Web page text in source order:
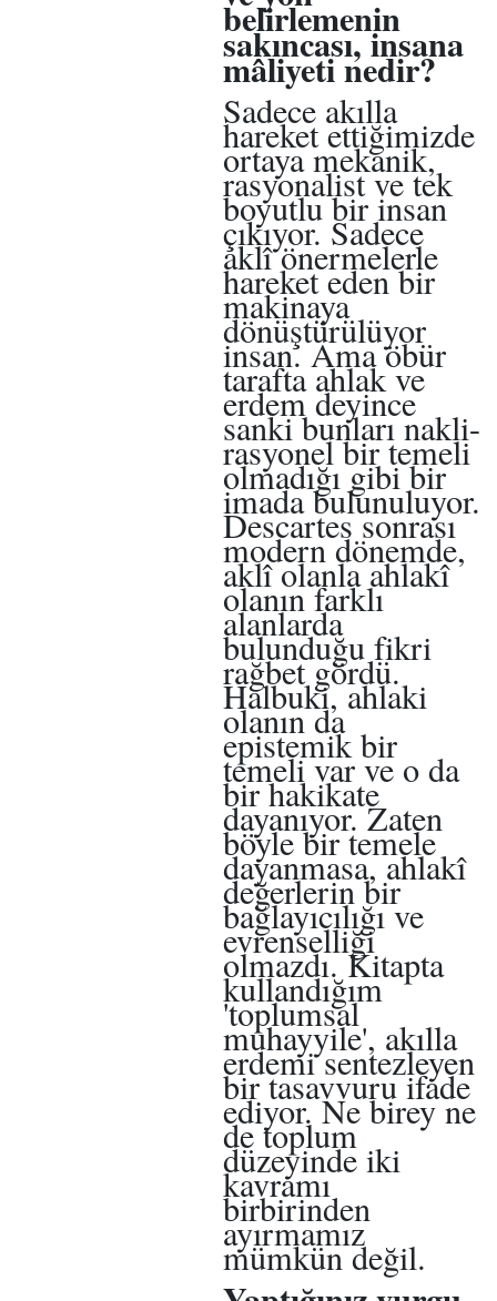
belirlemenin
sakıncası, insana
mâliyeti nedir?
Sadece akılla
hareket ettiğimizde
ortaya mekanik,
rasyonalist ve tek
boyutlu bir insan
çıkıyor. Sadece
aklî önermelerle
hareket eden bir
makinaya
dönüştürülüyor
insan. Ama öbür
tarafta ahlak ve
erdem deyince
sanki bunları nakli-
rasyonel bir temeli
olmadığı gibi bir
imada bulunuluyor.
Descartes sonrası
modern dönemde,
aklî olanla ahlakî
olanın farklı
alanlarda
bulunduğu fikri
rağbet gördü.
Halbuki, ahlaki
olanın da
epistemik bir
temeli var ve o da
bir hakikate
dayanıyor. Zaten
böyle bir temele
dayanmasa, ahlakî
değerlerin bir
bağlayıcılığı ve
evrenselliği
olmazdı. Kitapta
kullandığım
'toplumsal
muhayyile', akılla
erdemi sentezleyen
bir tasavvuru ifade
ediyor. Ne birey ne
de toplum
düzeyinde iki
kavramı
birbirinden
ayırmamız
mümkün değil.